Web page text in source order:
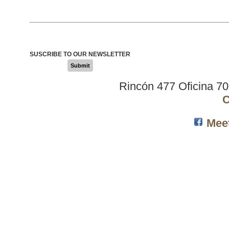
SUSCRIBE TO OUR NEWSLETTER
Submit
Rincón 477 Oficina